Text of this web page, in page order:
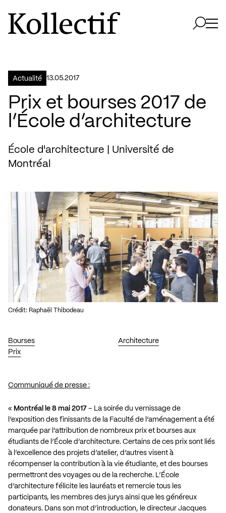
Aller à la page d'accueil
Logo Kollectif
Actualité 13.05.2017
Prix et bourses 2017 de
l’École d’architecture
École d'architecture | Université de
Montréal
Bourses
Prix
Architecture
Crédit: Raphaël Thibodeau
Communiqué de presse :
« Montréal le 8 mai 2017 – La soirée du vernissage de
l’exposition des finissants de la Faculté de l’aménagement a été
marquée par l’attribution de nombreux prix et bourses aux
étudiants de l’École d’architecture. Certains de ces prix sont liés
à l’excellence des projets d’atelier, d’autres visent à
récompenser la contribution à la vie étudiante, et des bourses
permettront des voyages ou de la recherche. L’École
d’architecture félicite les lauréats et remercie tous les
participants, les membres des jurys ainsi que les généreux
donateurs. Dans son mot d’introduction, le directeur Jacques